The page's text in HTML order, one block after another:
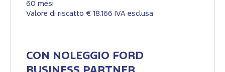
60 mesi
Valore di riscatto € 18.166 IVA esclusa
CON NOLEGGIO FORD